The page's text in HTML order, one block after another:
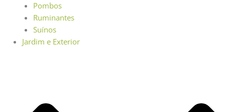
Pombos
Ruminantes
Suínos
Jardim e Exterior